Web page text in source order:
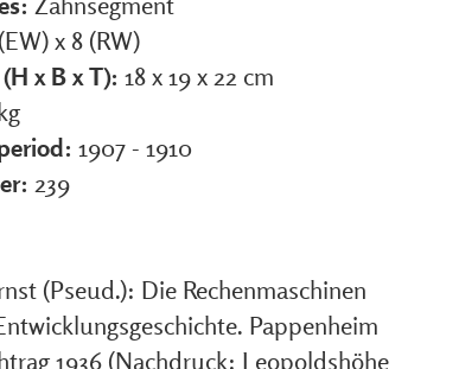
x 8 (RW)
x B x T): 18 x 19 x 22 cm
1907 - 1910
239
(Pseud.): Die Rechenmaschinen
Pappenheim
1936 (Nachdruck: Leopoldshöhe